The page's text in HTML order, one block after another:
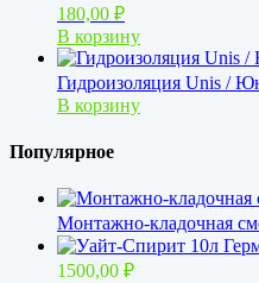
180,00 ₽
В корзину
Гидроизоляция Unis /
В корзину
Популярное
Монтажно-кладочная
1500,00 ₽